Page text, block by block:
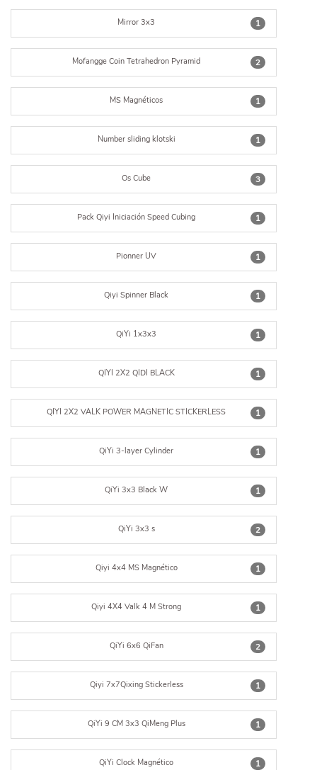
1
Mirror 3x3
2
Mofangge Coin Tetrahedron Pyramid
1
MS Magnéticos
1
Number sliding klotski
3
Os Cube
1
Pack Qiyi Iniciación Speed Cubing
1
Pionner UV
1
Qiyi Spinner Black
1
QiYi 1x3x3
1
QIYI 2X2 QIDI BLACK
1
QIYI 2X2 VALK POWER MAGNETIC STICKERLESS
1
QiYi 3-layer Cylinder
1
QiYi 3x3 Black W
2
QiYi 3x3 s
1
Qiyi 4x4 MS Magnético
1
Qiyi 4X4 Valk 4 M Strong
2
QiYi 6x6 QiFan
1
Qiyi 7x7Qixing Stickerless
1
QiYi 9 CM 3x3 QiMeng Plus
1
QiYi Clock Magnético